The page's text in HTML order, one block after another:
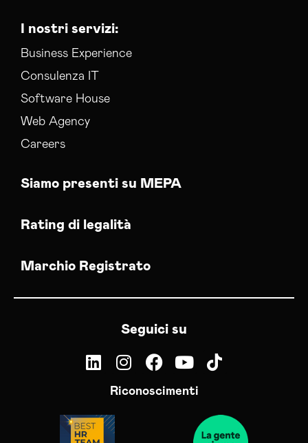
I nostri servizi:
Business Experience
Consulenza IT
Software House
Web Agency
Careers
Siamo presenti su MEPA
Rating di legalità
Marchio Registrato
Seguici su
Riconoscimenti